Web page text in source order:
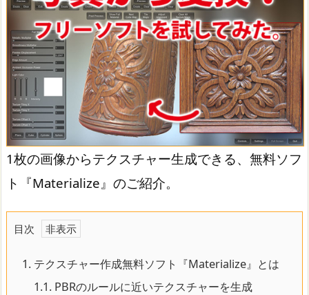
1枚の画像からテクスチャー生成できる、無料ソフ
ト『Materialize』のご紹介。
目次
1. テクスチャー作成無料ソフト『Materialize』とは
1.1. PBRのルールに近いテクスチャーを生成